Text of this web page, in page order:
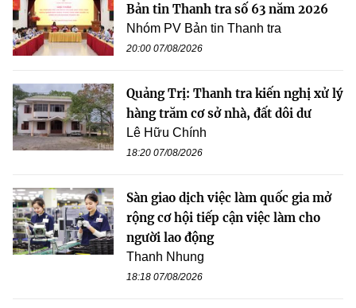
Bản tin Thanh tra số 63 năm 2026
Nhóm PV Bản tin Thanh tra
20:00 07/08/2026
Quảng Trị: Thanh tra kiến nghị xử lý
hàng trăm cơ sở nhà, đất dôi dư
Lê Hữu Chính
18:20 07/08/2026
Sàn giao dịch việc làm quốc gia mở
rộng cơ hội tiếp cận việc làm cho
người lao động
Thanh Nhung
18:18 07/08/2026